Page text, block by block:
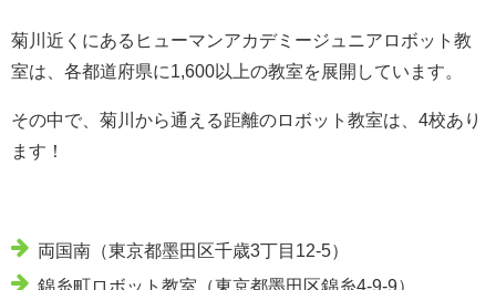
菊川近くにあるヒューマンアカデミージュニアロボット教
室は、各都道府県に1,600以上の教室を展開しています。
その中で、菊川から通える距離のロボット教室は、4校あり
ます！
両国南（東京都墨田区千歳3丁目12-5）
錦糸町ロボット教室（東京都墨田区錦糸4-9-9）